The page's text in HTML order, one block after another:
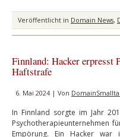
Veröffentlicht in Domain News,
Finnland: Hacker erpresst
Haftstrafe
6. Mai 2024 | Von
In Finnland sorgte im Jahr
Psychotherapieunternehmen
Empörung. Ein Hacker war